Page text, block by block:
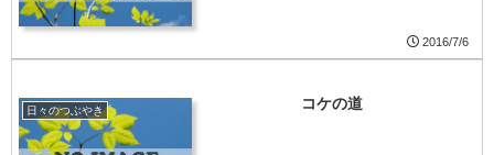
2016/7/6
日々のつぶやき コケの道